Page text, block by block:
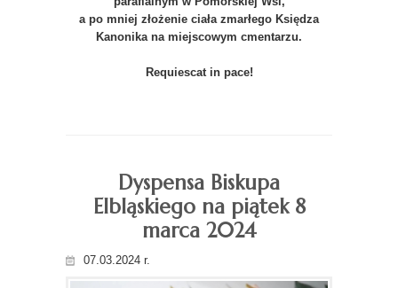
a po mniej złożenie ciała zmarłego Księdza
Kanonika na miejscowym cmentarzu.
Requiescat in pace!
Dyspensa Biskupa
Elbląskiego na piątek 8
marca 2024
07.03.2024 r.